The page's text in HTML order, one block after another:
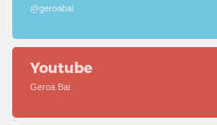
@geroabai
Youtube
Geroa Bai